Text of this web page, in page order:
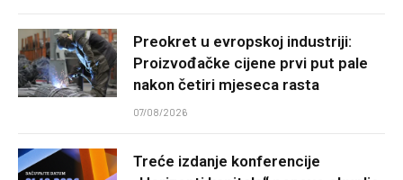
Preokret u evropskoj industriji:
Proizvođačke cijene prvi put pale
nakon četiri mjeseca rasta
07/08/2026
Treće izdanje konferencije